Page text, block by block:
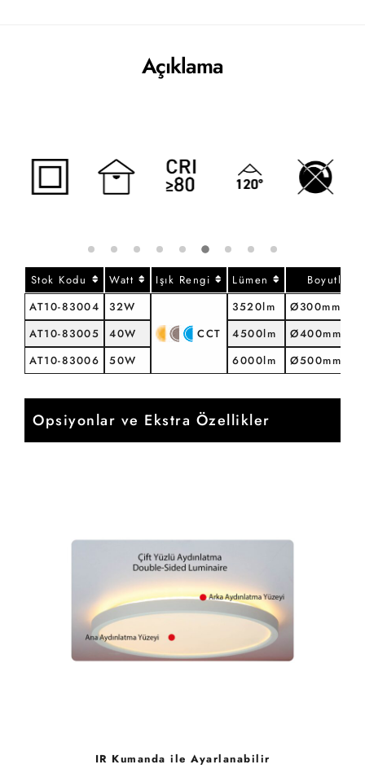
Açıklama
Stok Kodu Watt Işık Rengi Lümen
Boyutlar
AT10-83004
32W
CCT
3520lm
AT10-83005
40W 4500lm
AT10-83006
50W 6000lm
Opsiyonlar ve Ekstra Özellikler
IR Kumanda ile Ayarlanabilir